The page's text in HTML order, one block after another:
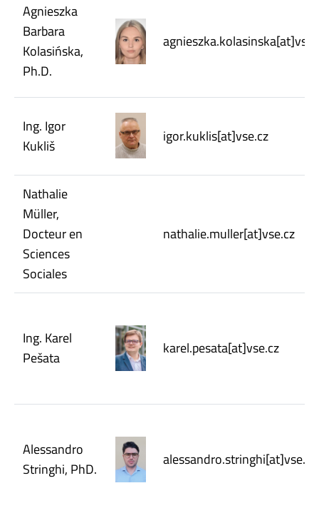
Agnieszka
Barbara
Kolasińska,
Ph.D.
Ing. Igor
Kukliš
igor.kuklis[at]vse.cz
Nathalie
Müller,
Docteur en
Sciences
Sociales
nathalie.muller[at]vse.cz
Ing. Karel
Pešata
karel.pesata[at]vse.cz
Alessandro
Stringhi, PhD.
alessandro.stringhi[at]vse.cz